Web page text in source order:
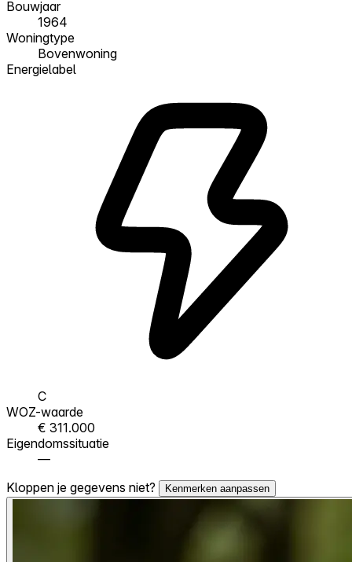
Bouwjaar
1964
Woningtype
Bovenwoning
Energielabel
C
WOZ-waarde
€ 311.000
Eigendomssituatie
—
Kloppen je gegevens niet?
Kenmerken aanpassen